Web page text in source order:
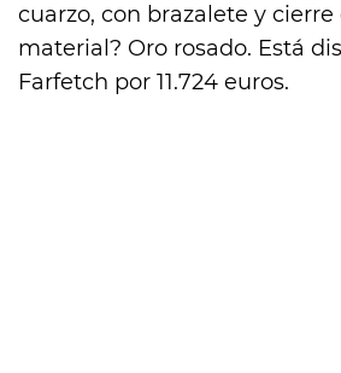
cuarzo, con brazalete y cierre
material? Oro rosado. Está
Farfetch por 11.724 euros.